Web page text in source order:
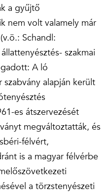
a gyűjtő
nem volt valamely már
Schandl:
szakmai
A ló
alapján került
es átszervezését
megváltoztatták, és
félvért,
is a magyar félvérbe
a törzstenyészeti